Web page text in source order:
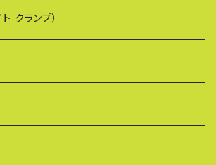
輪/傾斜地対応アルミゲート）
クランプ）